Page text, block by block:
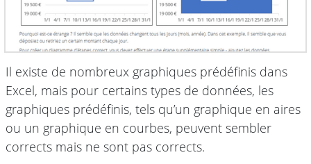
Il existe de nombreux graphiques prédéfinis dans
Excel, mais pour certains types de données, les
graphiques prédéfinis, tels qu’un graphique en aires
ou un graphique en courbes, peuvent sembler
corrects mais ne sont pas corrects.